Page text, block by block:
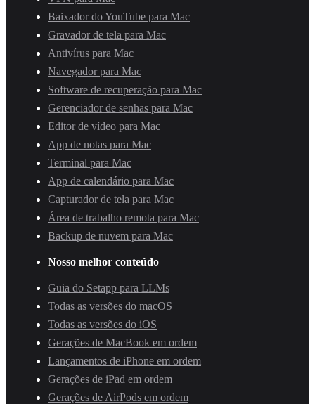
Baixador do YouTube para Mac
Gravador de tela para Mac
Antivírus para Mac
Navegador para Mac
Software de recuperação para Mac
Gerenciador de senhas para Mac
Editor de vídeo para Mac
App de notas para Mac
Terminal para Mac
App de calendário para Mac
Capturador de tela para Mac
Área de trabalho remota para Mac
Backup de nuvem para Mac
Nosso melhor conteúdo
Guia do Setapp para LLMs
Todas as versões do macOS
Todas as versões do iOS
Gerações de MacBook em ordem
Lançamentos de iPhone em ordem
Gerações de iPad em ordem
Gerações de AirPods em ordem